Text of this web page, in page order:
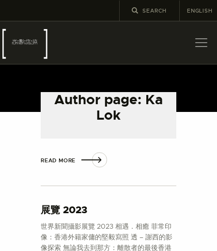
ENGLISH
Author page: Ka
Lok
最新消息
展覽
更多攝影資訊
READ MORE
展覽 2023
世界新聞攝影展覽 2023 相遇．相癒 菲常印
像：香港外籍家傭的堅毅寫照 透 – 謝西的影
像探索 無論我去到那方：離散者的最後香港